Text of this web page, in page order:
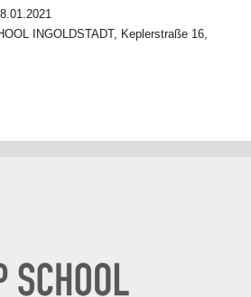
INGOLDSTADT, Keplerstraße 16,